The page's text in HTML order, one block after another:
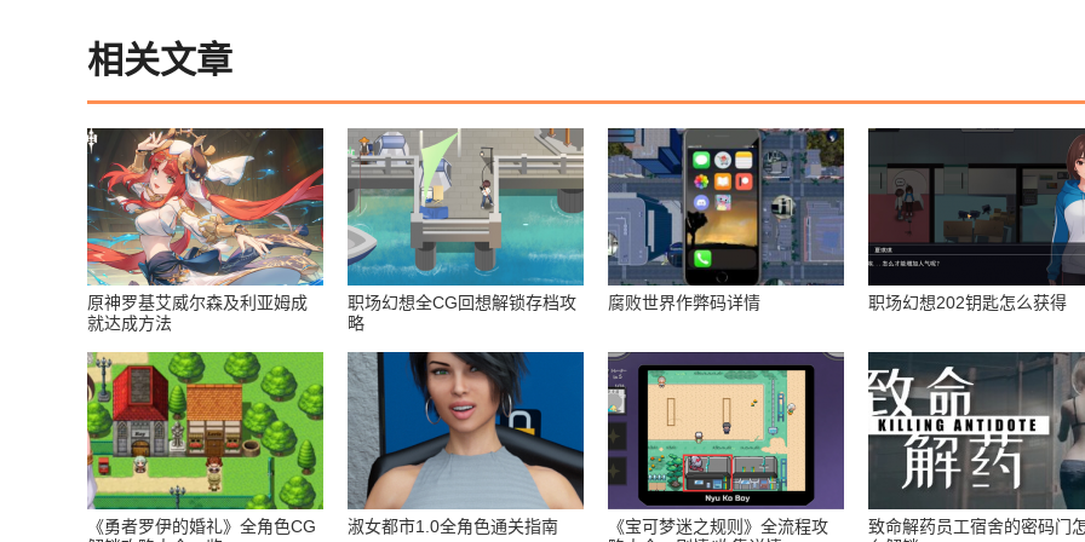
相关文章
原神罗基艾威尔森及利亚姆成
就达成方法
职场幻想全CG回想解锁存档攻
略
腐败世界作弊码详情 职场幻想202钥匙怎么获得
《勇者罗伊的婚礼》全角色CG
淑女都市1.0全角色通关指南
《宝可梦迷之规则》全流程攻
致命解药员工宿舍的密码门